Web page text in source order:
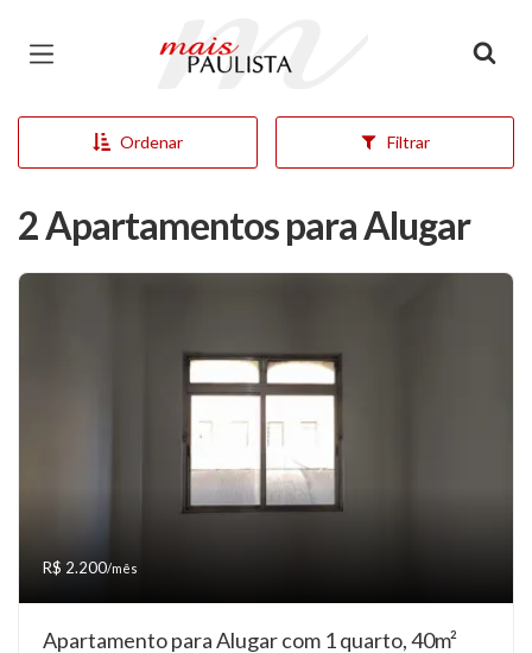
Página inicial
Ordenar Filtrar
2 Apartamentos para Alugar
R$ 2.200/mês
Apartamento para Alugar com 1 quarto, 40m²